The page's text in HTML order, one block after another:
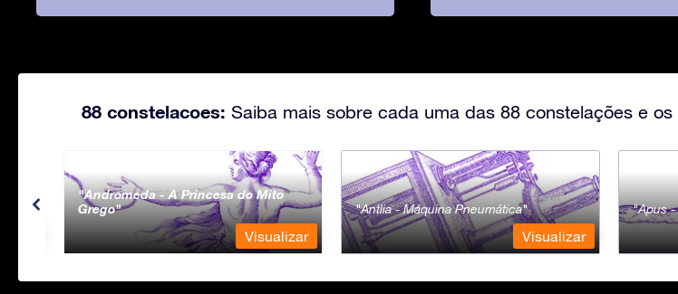
88 constelacoes: Saiba mais sobre cada uma das 88 constelações e os
Andromeda - A Princesa do Mito
Grego
Visualizar
Antlia - Máquina Pneumática
Visualizar
Apus -